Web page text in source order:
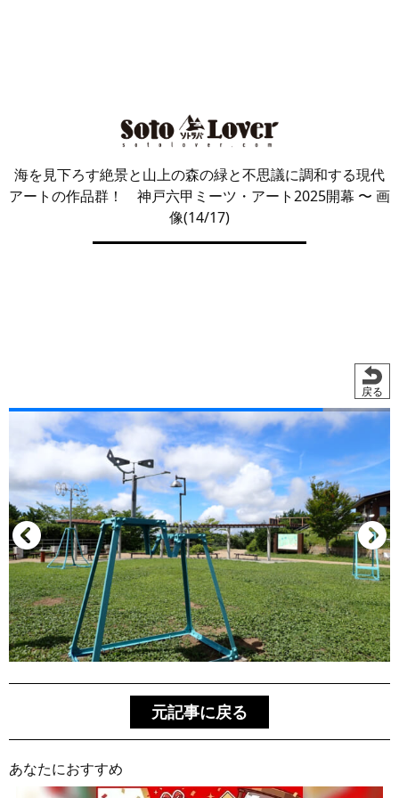
海を見下ろす絶景と山上の森の緑と不思議に調和する現代
アートの作品群！ 神戸六甲ミーツ・アート2025開幕 〜 画
像(14/17)
戻る
元記事に戻る
あなたにおすすめ